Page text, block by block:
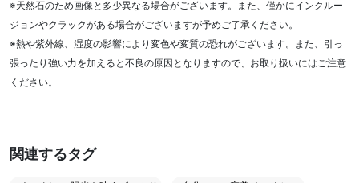
※天然石のため画像と多少異なる場合がございます。また、僅かにインクルー
ジョンやクラックがある場合がございますが予めご了承ください。
※熱や紫外線、湿度の影響により変色や変質の恐れがございます。また、引っ
張ったり強い力を加えると不良の原因となりますので、お取り扱いにはご注意
ください。
関連するタグ